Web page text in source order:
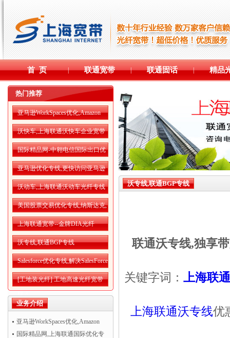
首 页 | 联通宽带 | 联通固话 | 精品
热门推荐
亚马逊WorkSpaces优化,Amazon
WorkSpaces运行更流畅
沃快车,上海联通沃快车企业宽带
国际精品网-中翱电信国际出口优
化专线
亚马逊优化专线,更快访问亚马逊
AWS云服务
沃动车,上海联通沃动车光纤专线
美国股票交易优化专线,纳斯达克,
纽交所优化网络
上海联通宽带--金牌DIA光纤
沃专线,联通BGP专线
Salesforce优化专线,解决SalesForce
CRM访问慢
[工地装光纤] 工地高速光纤宽带
接入
业务介绍
亚马逊WorkSpaces优化,Amazon
WorkSpaces运行更流畅
国际精品网,上海联通国际优化专
沃专线,联通BGP专线
联通沃专线,独享
关键字词： 上海联
上海联通沃专线优